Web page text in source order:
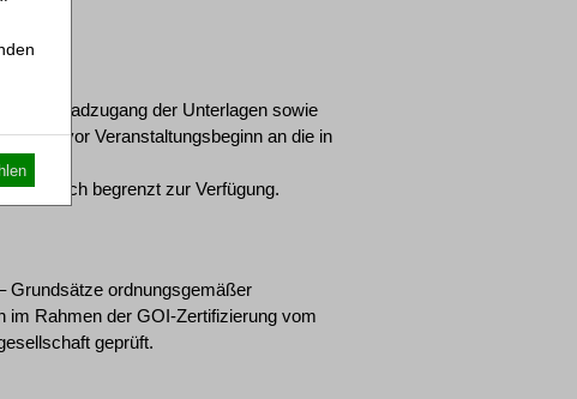
Downloadzugang der Unterlagen sowie
vor Veranstaltungsbeginn an die in
zeitlich begrenzt zur Verfügung.
Grundsätze ordnungsgemäßer
im Rahmen der GOI-Zertifizierung vom
geprüft.